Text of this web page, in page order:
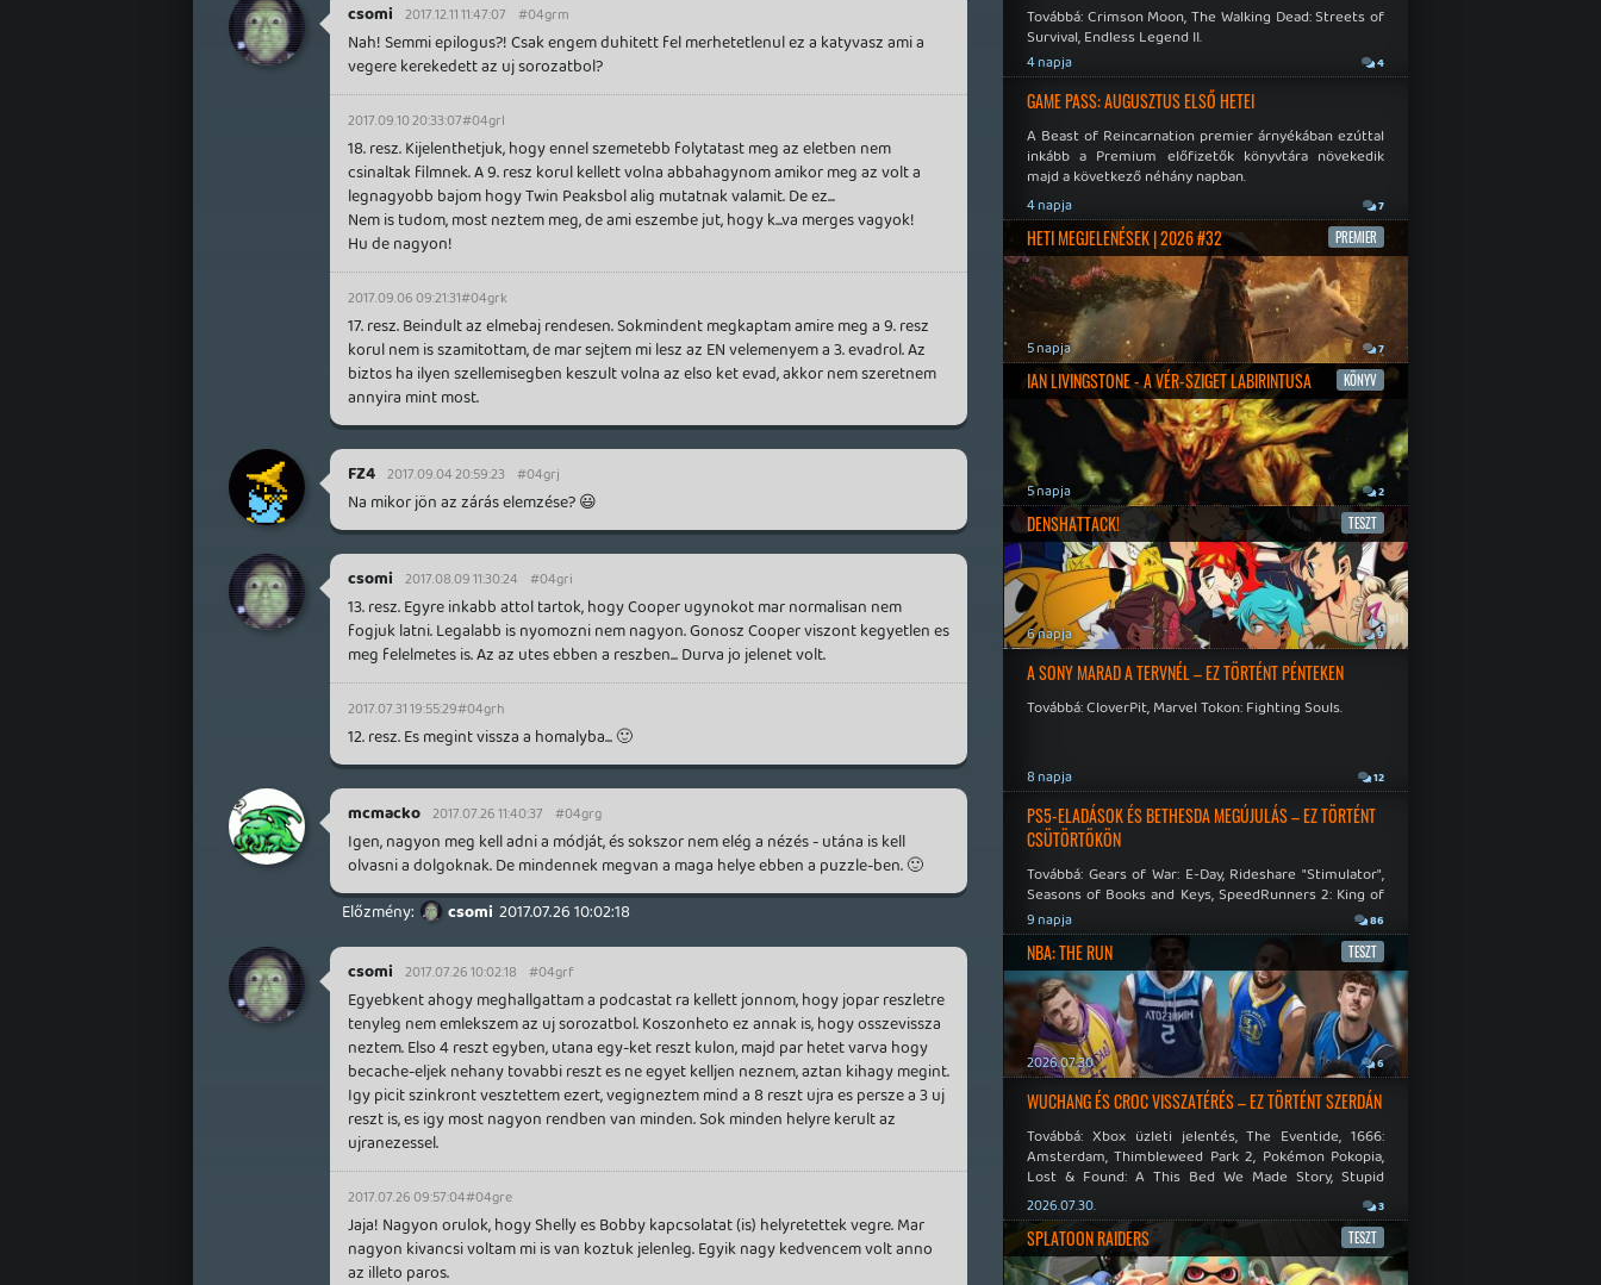
csomi 2017.12.11 11:47:07 #04grm
Nah! Semmi epilogus?! Csak engem duhitett fel merhetetlenul ez a katyvasz ami a
vegere kerekedett az uj sorozatbol?
2017.09.10 20:33:07#04grl
18. resz. Kijelenthetjuk, hogy ennel szemetebb folytatast meg az eletben nem
csinaltak filmnek. A 9. resz korul kellett volna abbahagynom amikor meg az volt a
legnagyobb bajom hogy Twin Peaksbol alig mutatnak valamit. De ez...
Nem is tudom, most neztem meg, de ami eszembe jut, hogy k...va merges vagyok!
Hu de nagyon!
2017.09.06 09:21:31#04grk
17. resz. Beindult az elmebaj rendesen. Sokmindent megkaptam amire meg a 9. resz
korul nem is szamitottam, de mar sejtem mi lesz az EN velemenyem a 3. evadrol. Az
biztos ha ilyen szellemisegben keszult volna az elso ket evad, akkor nem szeretnem
annyira mint most.
FZ4 2017.09.04 20:59:23 #04grj
Na mikor jön az zárás elemzése? 😃
csomi 2017.08.09 11:30:24 #04gri
13. resz. Egyre inkabb attol tartok, hogy Cooper ugynokot mar normalisan nem
fogjuk latni. Legalabb is nyomozni nem nagyon. Gonosz Cooper viszont kegyetlen es
meg felelmetes is. Az az utes ebben a reszben... Durva jo jelenet volt.
2017.07.31 19:55:29#04grh
12. resz. Es megint vissza a homalyba... 🙂
mcmacko 2017.07.26 11:40:37 #04grg
Igen, nagyon meg kell adni a módját, és sokszor nem elég a nézés - utána is kell
olvasni a dolgoknak. De mindennek megvan a maga helye ebben a puzzle-ben. 🙂
csomi 2017.07.26 10:02:18
csomi 2017.07.26 10:02:18 #04grf
Egyebkent ahogy meghallgattam a podcastat ra kellett jonnom, hogy jopar reszletre
tenyleg nem emlekszem az uj sorozatbol. Koszonheto ez annak is, hogy osszevissza
neztem. Elso 4 reszt egyben, utana egy-ket reszt kulon, majd par hetet varva hogy
becache-eljek nehany tovabbi reszt es ne egyet kelljen neznem, aztan kihagy megint.
Igy picit szinkront vesztettem ezert, vegigneztem mind a 8 reszt ujra es persze a 3 uj
reszt is, es igy most nagyon rendben van minden. Sok minden helyre kerult az
ujranezessel.
2017.07.26 09:57:04#04gre
Jaja! Nagyon orulok, hogy Shelly es Bobby kapcsolatat (is) helyretettek vegre. Mar
nagyon kivancsi voltam mi is van koztuk jelenleg. Egyik nagy kedvencem volt anno
az illeto paros.
Továbbá: Crimson Moon, The Walking Dead: Streets of
Survival, Endless Legend II.
4 napja 4
GAME PASS: AUGUSZTUS ELSŐ HETEI
A Beast of Reincarnation premier árnyékában ezúttal
inkább a Premium előfizetők könyvtára növekedik
majd a következő néhány napban.
4 napja 7
HETI MEGJELENÉSEK | 2026 #32 PREMIER
5 napja 7
IAN LIVINGSTONE - A VÉR-SZIGET LABIRINTUSA KÖNYV
5 napja 2
DENSHATTACK! TESZT
6 napja 9
A SONY MARAD A TERVNÉL – EZ TÖRTÉNT PÉNTEKEN
Továbbá: CloverPit, Marvel Tokon: Fighting Souls.
8 napja 12
PS5-ELADÁSOK ÉS BETHESDA MEGÚJULÁS – EZ TÖRTÉNT
CSÜTÖRTÖKÖN
Továbbá: Gears of War: E-Day, Rideshare "Stimulator",
Seasons of Books and Keys, SpeedRunners 2: King of
Speed.
9 napja 86
NBA: THE RUN TESZT
2026.07.30. 6
WUCHANG ÉS CROC VISSZATÉRÉS – EZ TÖRTÉNT SZERDÁN
Továbbá: Xbox üzleti jelentés, The Eventide, 1666:
Amsterdam, Thimbleweed Park 2, Pokémon Pokopia,
Lost & Found: A This Bed We Made Story, Stupid
Never Dies.
2026.07.30. 3
SPLATOON RAIDERS TESZT